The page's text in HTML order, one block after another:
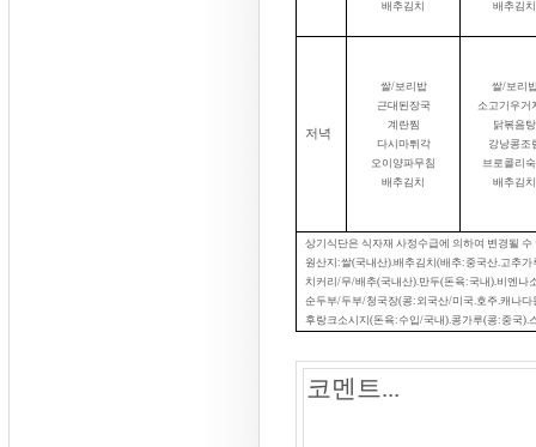
배추김치
배추김치
저녁
쌀/보리밥
근대된장국
계란찜
다시마튀각
오이양파무침
배추김치
쌀/보리
소고기우거
닭볶음탕
강낭콩조
브로콜리
배추김치
상기식단은 식자재 사정수급에 의하여 변경될 수
원산지:쌀(국내산).배추김치(배추:중국산.고추가
치커리/무/배추(국내산).만두(돈육:국내).비엔나
순두부/두부/청국장(콩: 외국산/미국.호주.캐나다
후랑크소시지(돈육:수입/국내).콩가루(콩:중국).